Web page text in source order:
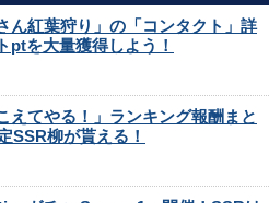
ん紅葉狩り」の「コンタクト」詳
ptを大量獲得しよう！
えてやる！」ランキング報酬まと
SSR柳が貰える！